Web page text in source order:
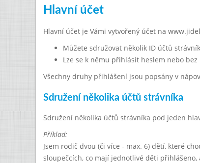
Hlavní účet
Hlavní účet je Vámi vytvořený účet na
Můžete sdružovat několik ID účtů
Lze se k němu přihlásit heslem nebo
Všechny druhy přihlášení jsou popsány v
Sdružení několika účtů strávníka
Sdružení několika účtů strávníka pod jeden
Příklad:
Jsem rodič dvou (či více - max. 6) dětí, které
sloupečcích, co mají jednotlivé děti